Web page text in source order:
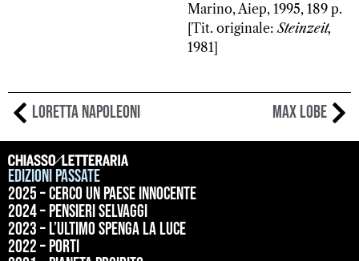
Marino, Aiep, 1995, 189 p.
[Tit. originale:Steinzeit,
1981]
Loretta Napoleoni Max Lobe
Edizioni passate
2025 – Cerco un paese innocente
2024 – Pensieri selvaggi
2023 – L’ultimo spenga la luce
2022 – Porti